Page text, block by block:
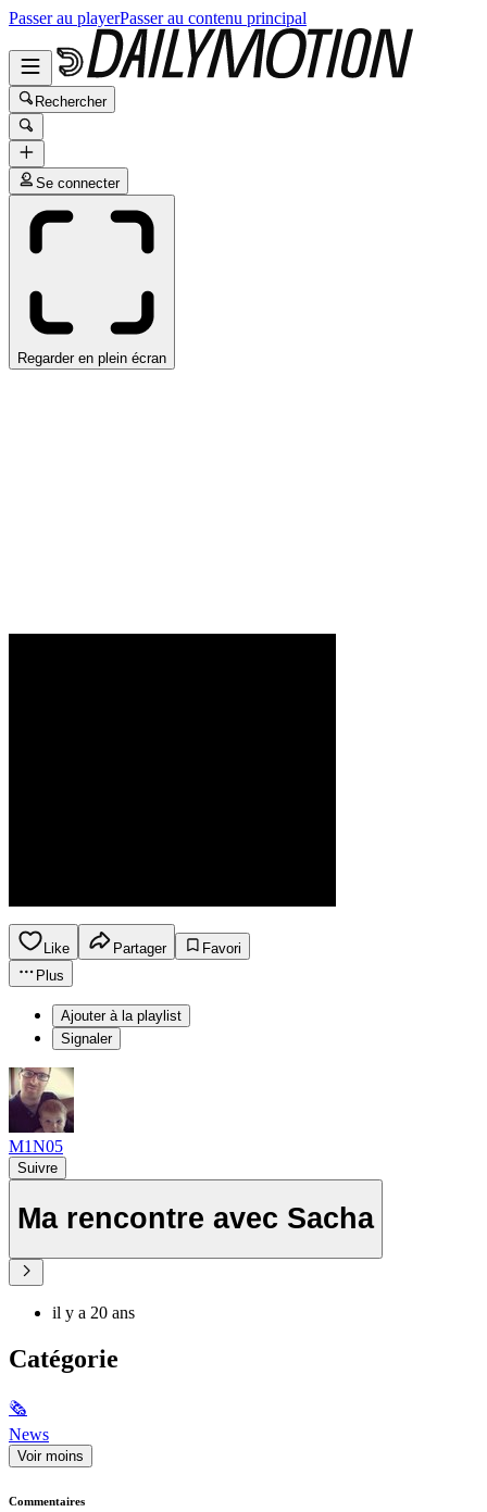
Passer au playerPasser au contenu principal
Rechercher
Se connecter
Regarder en plein écran
Like Partager
Favori
Plus
Ajouter à la playlist
Signaler
M1N05
Suivre
Ma rencontre avec Sacha
il y a 20 ans
Catégorie
🗞
News
Voir moins
Commentaires